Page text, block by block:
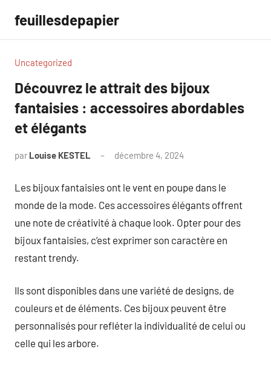
contenu
feuillesdepapier
Uncategorized
Découvrez le attrait des bijoux
fantaisies : accessoires abordables
et élégants
par Louise KESTEL décembre 4, 2024
Les bijoux fantaisies ont le vent en poupe dans le
monde de la mode. Ces accessoires élégants offrent
une note de créativité à chaque look. Opter pour des
bijoux fantaisies, c’est exprimer son caractère en
restant trendy.
Ils sont disponibles dans une variété de designs, de
couleurs et de éléments. Ces bijoux peuvent être
personnalisés pour refléter la individualité de celui ou
celle qui les arbore.